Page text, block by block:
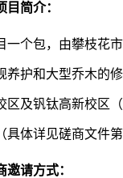
目简介：
一个包， 由攀枝花
养护和大型乔木的
区及钒钛高新校区
（具体详见磋商文件第
邀请方式：